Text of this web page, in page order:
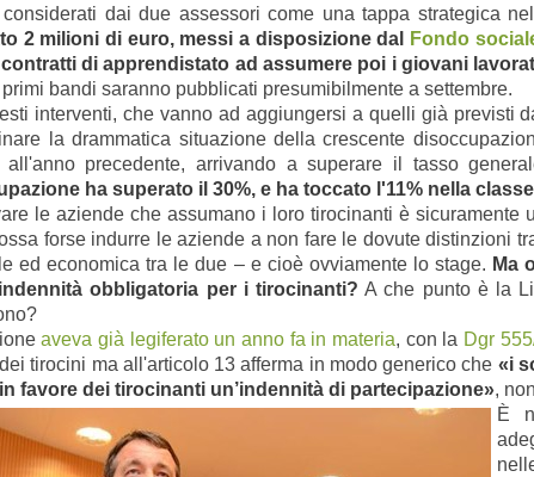
dai due assessori come una tappa strategica
2 milioni di euro, messi a disposizione dal
Fondo
di apprendistato ad assumere poi i giovani
bandi saranno pubblicati presumibilmente a settembre.
interventi, che vanno ad aggiungersi a quelli già previsti
la drammatica situazione della crescente
all'anno precedente, arrivando a superare il tasso
ha superato il 30%, e ha toccato l'11% nella
le aziende che assumano i loro tirocinanti è
forse indurre le aziende a non fare le dovute distinzioni
ed economica tra le due – e cioè ovviamente lo stage. Ma
obbligatoria per i tirocinanti? A che punto è la
aveva già legiferato un anno fa in materia, con la Dgr
tirocini ma all'articolo 13 afferma in modo generico che «i
favore dei tirocinanti un’indennità di partecipazione»,
È